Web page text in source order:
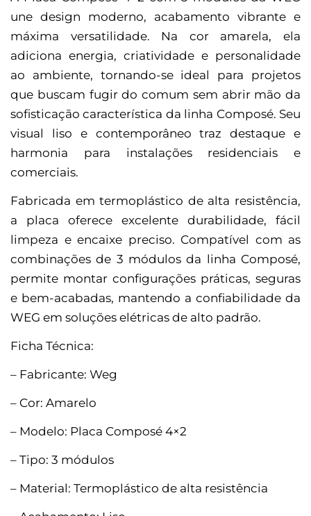
une design moderno, acabamento vibrante e
máxima versatilidade. Na cor amarela, ela
adiciona energia, criatividade e personalidade
ao ambiente, tornando-se ideal para projetos
que buscam fugir do comum sem abrir mão da
sofisticação característica da linha Composé. Seu
visual liso e contemporâneo traz destaque e
harmonia para instalações residenciais e
comerciais.
Fabricada em termoplástico de alta resistência,
a placa oferece excelente durabilidade, fácil
limpeza e encaixe preciso. Compatível com as
combinações de 3 módulos da linha Composé,
permite montar configurações práticas, seguras
e bem-acabadas, mantendo a confiabilidade da
WEG em soluções elétricas de alto padrão.
Ficha Técnica:
– Fabricante: Weg
– Cor: Amarelo
– Modelo: Placa Composé 4×2
– Tipo: 3 módulos
– Material: Termoplástico de alta resistência